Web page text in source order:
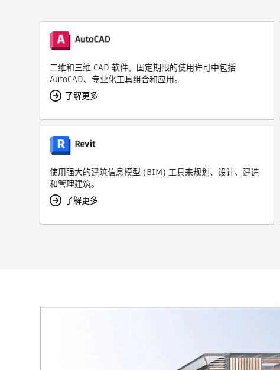
二维和三维 CAD 软件。固定期限的使用许可中包括
AutoCAD、专业化工具组合和应用。
了解更多
使用强大的建筑信息模型 (BIM) 工具来规划、设计、建造
和管理建筑。
了解更多